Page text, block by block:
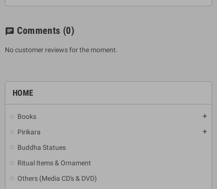
HOME
Books add
Pirikara add
Buddha Statues
Ritual Items & Ornament
Others (Media CD's & DVD)
chat Comments (0)
No customer reviews for the moment.